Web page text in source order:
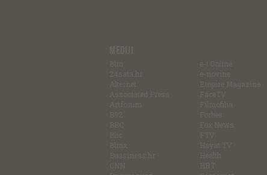
MEDIJI
Blin
24sata.hr
Alternet
Associated Press
Artforum
B92
BBC
Blic
Blinx
Bussiness.hr
CNN
e-! Online
e-novine
Empire Magazine
FaceTV
Filmofilia
Forbes
Fox News
FTV
Hayat TV
Health
HRT